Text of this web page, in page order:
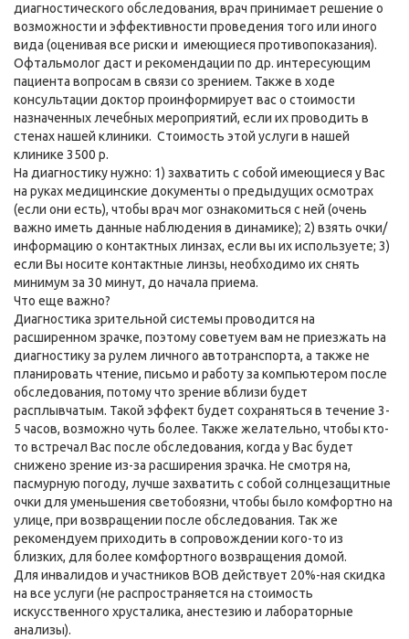
диагностического обследования, врач принимает решение о
возможности и эффективности проведения того или иного
вида (оценивая все риски и имеющиеся противопоказания).
Офтальмолог даст и рекомендации по др. интересующим
пациента вопросам в связи со зрением. Также в ходе
консультации доктор проинформирует вас о стоимости
назначенных лечебных мероприятий, если их проводить в
стенах нашей клиники. Стоимость этой услуги в нашей
клинике 3500 р.
На диагностику нужно: 1) захватить с собой имеющиеся у Вас
на руках медицинские документы о предыдущих осмотрах
(если они есть), чтобы врач мог ознакомиться с ней (очень
важно иметь данные наблюдения в динамике); 2) взять очки/
информацию о контактных линзах, если вы их используете; 3)
если Вы носите контактные линзы, необходимо их снять
минимум за 30 минут, до начала приема.
Что еще важно?
Диагностика зрительной системы проводится на
расширенном зрачке, поэтому советуем вам не приезжать на
диагностику за рулем личного автотранспорта, а также не
планировать чтение, письмо и работу за компьютером после
обследования, потому что зрение вблизи будет
расплывчатым. Такой эффект будет сохраняться в течение 3-
5 часов, возможно чуть более. Также желательно, чтобы кто-
то встречал Вас после обследования, когда у Вас будет
снижено зрение из-за расширения зрачка. Не смотря на,
пасмурную погоду, лучше захватить с собой солнцезащитные
очки для уменьшения светобоязни, чтобы было комфортно на
улице, при возвращении после обследования. Так же
рекомендуем приходить в сопровождении кого-то из
близких, для более комфортного возвращения домой.
Для инвалидов и участников ВОВ действует 20%-ная скидка
на все услуги (не распространяется на стоимость
искусственного хрусталика, анестезию и лабораторные
анализы).